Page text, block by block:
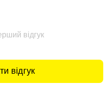
відгук
відгук